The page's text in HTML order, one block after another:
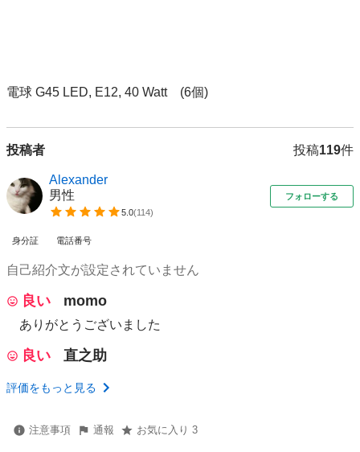
投稿者 投稿119件
Alexander
男性
5.0(114)
フォローする
身分証 電話番号
自己紹介文が設定されていません
良い momo
ありがとうございました
良い 直之助
評価をもっと見る
注意事項 通報 お気に入り 3